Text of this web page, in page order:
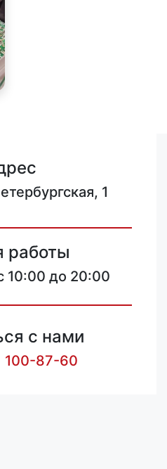
1
работы
10:00 до 20:00
с нами
100-87-60